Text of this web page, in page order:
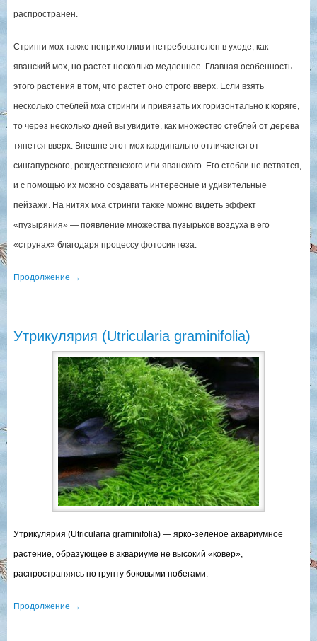
распространен.
Стринги мох также неприхотлив и нетребователен в уходе, как
яванский мох, но растет несколько медленнее. Главная особенность
этого растения в том, что растет оно строго вверх. Если взять
несколько стеблей мха стринги и привязать их горизонтально к коряге,
то через несколько дней вы увидите, как множество стеблей от дерева
тянется вверх. Внешне этот мох кардинально отличается от
сингапурского, рождественского или яванского. Его стебли не ветвятся,
и с помощью их можно создавать интересные и удивительные
пейзажи. На нитях мха стринги также можно видеть эффект
«пузыряния» — появление множества пузырьков воздуха в его
«струнах» благодаря процессу фотосинтеза.
Продолжение →
Утрикулярия (Utricularia graminifolia)
Утрикулярия (Utricularia graminifolia) — ярко-зеленое аквариумное
растение, образующее в аквариуме не высокий «ковер»,
распространяясь по грунту боковыми побегами.
Продолжение →